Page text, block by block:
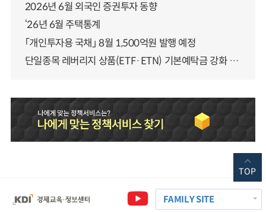
2026년 6월 외국인 증권투자 동향
‘26년 6월 주택통계
「개인투자용 국채」 8월 1,500억원 발행 예정
단일종목 레버리지 상품(ETF·ETN) 기본예탁금 강화 조기시행 방안 안내
FAMILY SITE
TOP